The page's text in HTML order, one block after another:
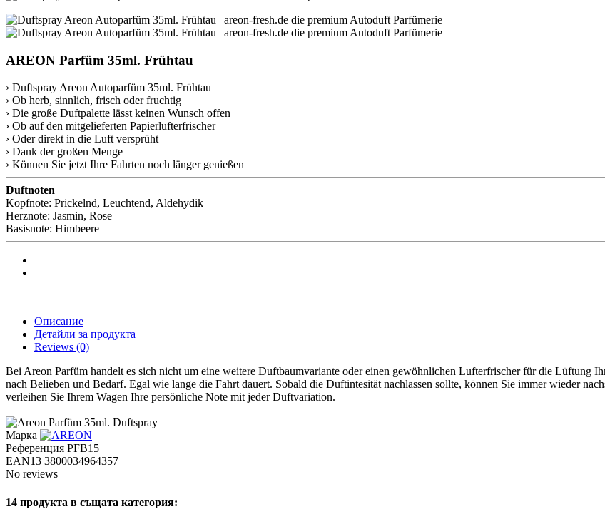
AREON Parfüm 35ml. Frühtau
› Duftspray Areon Autoparfüm 35ml. Frühtau
› Ob herb, sinnlich, frisch oder fruchtig
› Die große Duftpalette lässt keinen Wunsch offen
› Ob auf den mitgelieferten Papierlufterfrischer
› Oder direkt in die Luft versprüht
› Dank der großen Menge
› Können Sie jetzt Ihre Fahrten noch länger genießen
Duftnoten
Kopfnote: Prickelnd, Leuchtend, Aldehydik
Herznote: Jasmin, Rose
Basisnote: Himbeere
Описание
Детайли за продукта
Reviews (0)
Bei Areon Parfüm handelt es sich nicht um eine weitere Duftbaumvariante oder einen gewöhnlichen Lufterfrischer für die Lüftung
nach Belieben und Bedarf. Egal wie lange die Fahrt dauert. Sobald die Duftintesität nachlassen sollte, können Sie immer wieder
verleihen Sie Ihrem Wagen Ihre persönliche Note mit jeder Duftvariation.
Марка
Референция PFB15
EAN13 3800034964357
No reviews
14 продукта в същата категория: